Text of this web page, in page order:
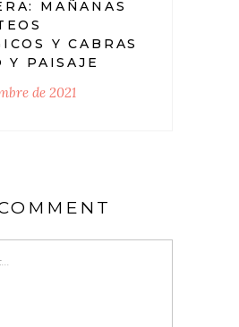
MAÑANAS
Y CABRAS
Y PAISAJE
de 2021